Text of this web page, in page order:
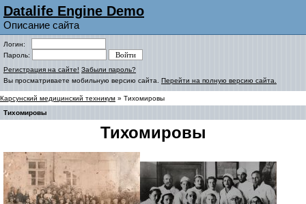
Datalife Engine Demo
Описание сайта
Логин:
Пароль:
Регистрация на сайте! Забыли пароль?
Вы просматриваете мобильную версию сайта. Перейти на полную версию сайта.
Карсунский медицинский техникум » Тихомировы
Тихомировы
Тихомировы